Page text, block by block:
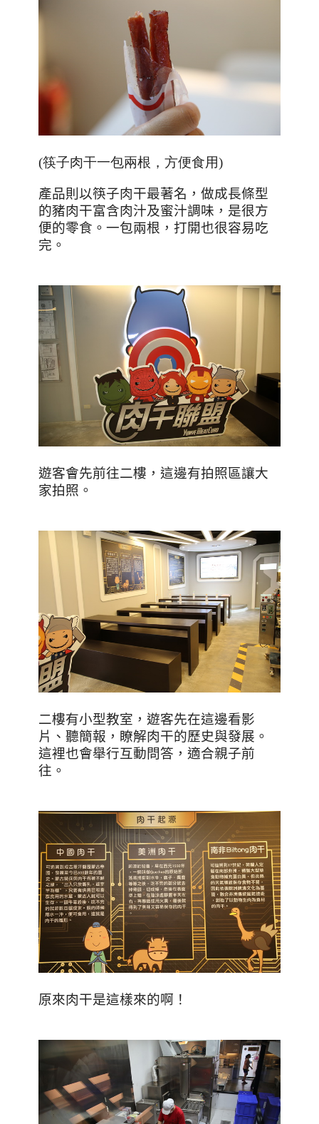
(筷子肉干一包兩根，方便食用)
產品則以筷子肉干最著名，做成長條型
的豬肉干富含肉汁及蜜汁調味，是很方
便的零食。一包兩根，打開也很容易吃
完。
遊客會先前往二樓，這邊有拍照區讓大
家拍照。
二樓有小型教室，遊客先在這邊看影
片、聽簡報，瞭解肉干的歷史與發展。
這裡也會舉行互動問答，適合親子前
往。
原來肉干是這樣來的啊！